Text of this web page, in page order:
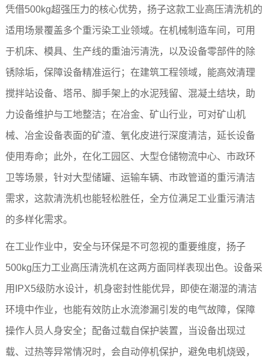
凭借500kg超强压力的核心优势，扬子这款工业高压清洗机的
适用场景覆盖多个重污染工业领域。在机械制造车间，可用
于机床、模具、生产线的重油污清洗，以及设备零部件的除
锈除垢，保障设备精准运行；在建筑工程领域，能高效清理
搅拌站设备、塔吊、脚手架上的水泥残留、混凝土结块，助
力设备维护与工地整洁；在冶金、矿山行业，可对矿山机
械、冶金设备表面的矿渣、氧化皮进行深度清洁，延长设备
使用寿命；此外，在化工园区、大型仓储物流中心、市政环
卫等场景，针对大型储罐、运输车辆、市政管道的重污清洁
需求，这款清洗机也能轻松胜任，全方位满足工业重污清洁
的多样化需求。
在工业作业中，安全与环保是不可忽视的重要维度，扬子
500kg压力工业高压清洗机在这两方面同样表现出色。设备采
用IPX5级防水设计，机身密封性能优异，即使在潮湿的清洁
环境中作业，也能有效防止水流渗漏引发的电气故障，保障
操作人员人身安全；配备过载自保护装置，当设备出现过
载、过热等异常情况时，会自动停机保护，避免电机烧毁，